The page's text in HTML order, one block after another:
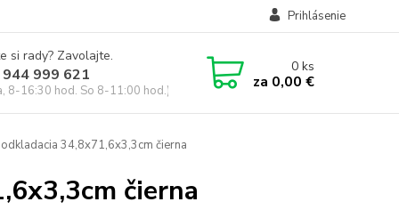
Prihlásenie
si rady? Zavolajte.
999 621
8-16:30 hod. So 8-11:00 hod.)
0ks
za 0,00 €
34,8x71,6x3,3cm čierna
čierna